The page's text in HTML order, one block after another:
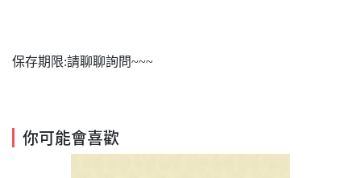
保存期限:請聊聊詢問~~~
你可能會喜歡